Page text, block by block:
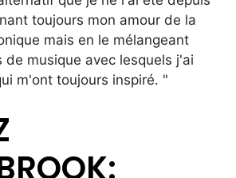
toujours mon amour de la
mais en le mélangeant
de musique avec lesquels j'ai
m'ont toujours inspiré. "